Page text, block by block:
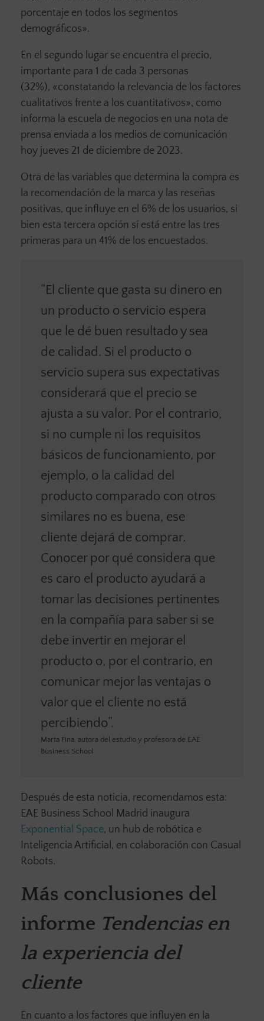
porcentaje en todos los segmentos
demográficos».
En el segundo lugar se encuentra el precio,
importante para 1 de cada 3 personas
(32%), «constatando la relevancia de los factores
cualitativos frente a los cuantitativos», como
informa la escuela de negocios en una nota de
prensa enviada a los medios de comunicación
hoy jueves 21 de diciembre de 2023.
Otra de las variables que determina la compra es
la recomendación de la marca y las reseñas
positivas, que influye en el 6% de los usuarios, si
bien esta tercera opción sí está entre las tres
primeras para un 41% de los encuestados.
“El cliente que gasta su dinero en
un producto o servicio espera
que le dé buen resultado y sea
de calidad. Si el producto o
servicio supera sus expectativas
considerará que el precio se
ajusta a su valor. Por el contrario,
si no cumple ni los requisitos
básicos de funcionamiento, por
ejemplo, o la calidad del
producto comparado con otros
similares no es buena, ese
cliente dejará de comprar.
Conocer por qué considera que
es caro el producto ayudará a
tomar las decisiones pertinentes
en la compañía para saber si se
debe invertir en mejorar el
producto o, por el contrario, en
comunicar mejor las ventajas o
valor que el cliente no está
percibiendo”.
Marta Fina, autora del estudio y profesora de EAE
Business School
Después de esta noticia, recomendamos esta:
EAE Business School Madrid inaugura
Exponential Space, un hub de robótica e
Inteligencia Artificial, en colaboración con Casual
Robots.
Más conclusiones del
informe Tendencias en
la experiencia del
cliente
En cuanto a los factores que influyen en la